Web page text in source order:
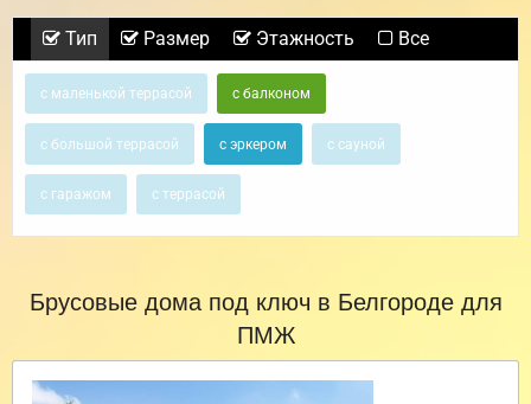
Тип Размер Этажность Все
с маленькой террасой с балконом
с большой террасой с эркером с сауной
с гаражом с террасой
Брусовые дома под ключ в Белгороде для
ПМЖ